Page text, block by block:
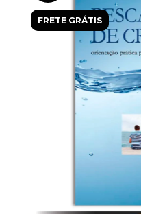
FRETE GRÁTIS